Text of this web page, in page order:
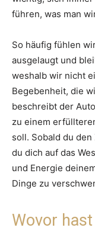
führen, was man
So häufig fühlen
ausgelaugt und
weshalb wir nicht
Begebenheit, die
beschreibt der
zu einem
soll. Sobald du
du dich auf das
und Energie
Dinge zu
Wovor